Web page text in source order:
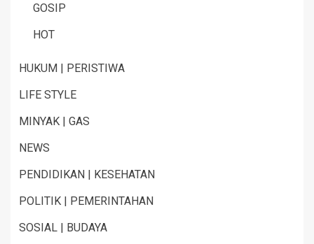
GOSIP
HOT
HUKUM | PERISTIWA
LIFE STYLE
MINYAK | GAS
NEWS
PENDIDIKAN | KESEHATAN
POLITIK | PEMERINTAHAN
SOSIAL | BUDAYA